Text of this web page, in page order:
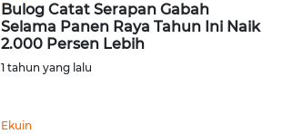
Bulog Catat Serapan Gabah
Selama Panen Raya Tahun Ini Naik
2.000 Persen Lebih
1 tahun yang lalu
Ekuin